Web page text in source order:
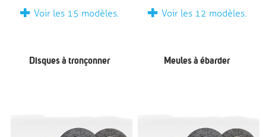
+Voir les 15 modèles. + Voir les 12 modèles.
Disques à tronçonner Meules à ébarder